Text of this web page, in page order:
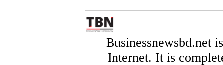
Businessnewsbd.net
Internet. It is